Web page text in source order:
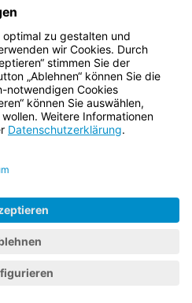
sind auf volle Euro abzurunden.
Beträgen unter 200 €